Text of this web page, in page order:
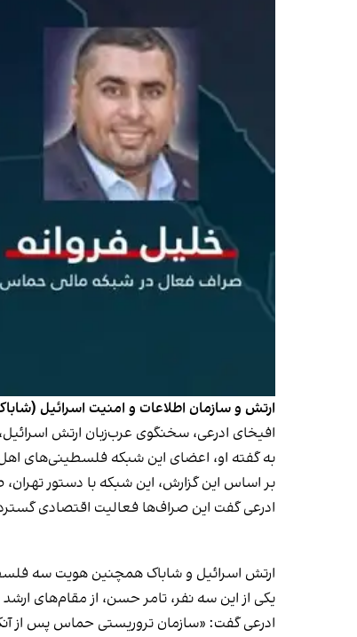
ارتش و سازمان اطلاعات و امنیت اسرائیل
افیخای ادرعی، سخنگوی عرب‌زبان ارتش اسرائیل، یک شنبه ۱۶ آذر اعلام کرد اسناد به دست آمده نشان می‌دهد حماس یک شبکه صرافی
به گفته او، اعضای این شبکه فلسطینی‌های
بر اساس این گزارش، این شبکه با دستور
ادرعی گفت این صراف‌ها فعالیت اقتصادی
ارتش اسرائیل و شاباک همچنین هویت سه
یکی از این سه نفر، تامر حسن، از مقام‌های
ادرعی گفت: «سازمان تروریستی حماس پس از